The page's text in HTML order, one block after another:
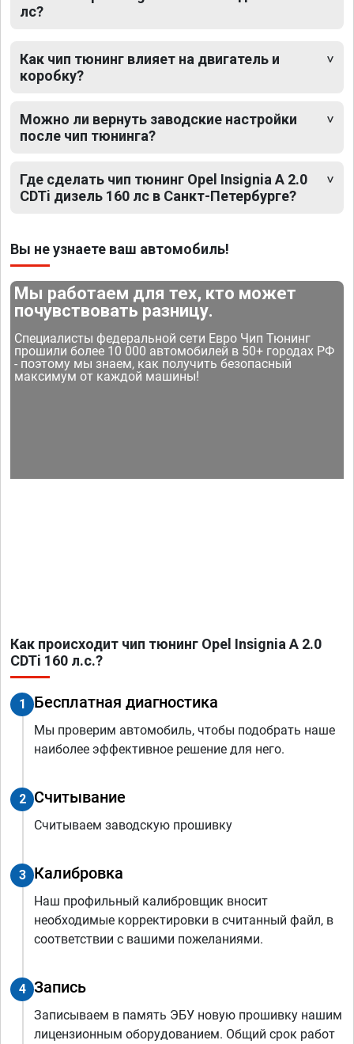
лс?
Как чип тюнинг влияет на двигатель и
коробку?
Можно ли вернуть заводские настройки
после чип тюнинга?
Где сделать чип тюнинг Opel Insignia A 2.0
CDTi дизель 160 лс в Санкт-Петербурге?
Вы не узнаете ваш автомобиль!
Мы работаем для тех, кто может
почувствовать разницу.
Специалисты федеральной сети Евро Чип Тюнинг
прошили более 10 000 автомобилей в 50+ городах РФ
- поэтому мы знаем, как получить безопасный
максимум от каждой машины!
Как происходит чип тюнинг Opel Insignia A 2.0
CDTi 160 л.с.?
1 Бесплатная диагностика
Мы проверим автомобиль, чтобы подобрать наше
наиболее эффективное решение для него.
2 Считывание
Считываем заводскую прошивку
3 Калибровка
Наш профильный калибровщик вносит
необходимые корректировки в считанный файл, в
соответствии с вашими пожеланиями.
4 Запись
Записываем в память ЭБУ новую прошивку нашим
лицензионным оборудованием. Общий срок работ